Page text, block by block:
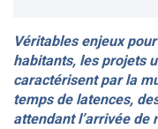
Véritables enjeux
habitants, les projets
caractérisent par la
temps de latences,
attendant l’arrivée de